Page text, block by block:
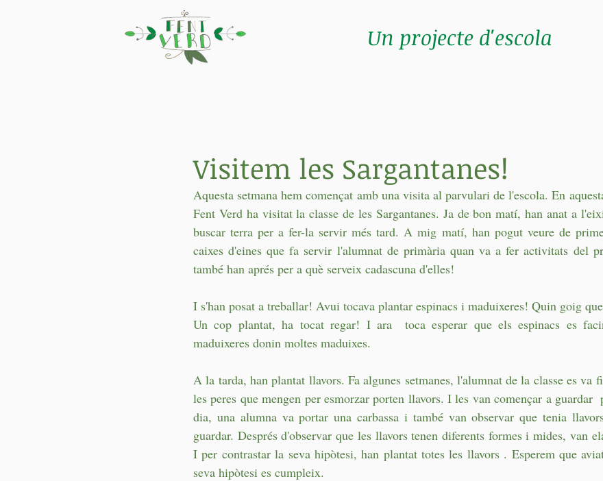
Un projecte d'escola
Visitem les Sargantanes!
Aquesta setmana hem començat amb una visita al parvulari de l'escola. En
Fent Verd ha visitat la classe de les Sargantanes. Ja de bon matí, han anat a
buscar terra per a fer-la servir més tard. A mig matí, han pogut veure de
caixes d'eines que fa servir l'alumnat de primària quan va a fer activitats del
també han aprés per a què serveix cadascuna d'elles!
I s'han posat a treballar! Avui tocava plantar espinacs i maduixeres! Quin goig
Un cop plantat, ha tocat regar! I ara  toca esperar que els espinacs es
maduixeres donin moltes maduixes.
A la tarda, han plantat llavors. Fa algunes setmanes, l'alumnat de la classe es va
les peres que mengen per esmorzar porten llavors. I les van començar a guardar
dia, una alumna va portar una carbassa i també van observar que tenia
guardar. Després d'observar que les llavors tenen diferents formes i mides, van
I per contrastar la seva hipòtesi, han plantat totes les llavors . Esperem que
seva hipòtesi es cumpleix.